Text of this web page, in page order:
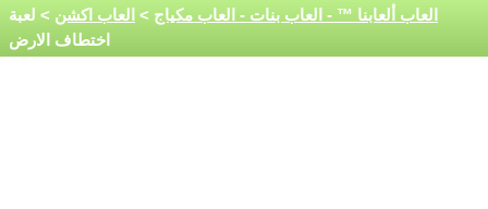
العاب ألعابنا ™ - العاب بنات - العاب مكياج > العاب اكشن > لعبة
اختطاف الارض